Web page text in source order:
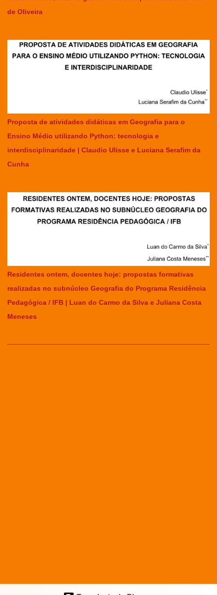
de Oliveira
Proposta de atividades didáticas em Geografia para o
Ensino Médio utilizando Python: tecnologia e
interdisciplinaridade | Claudio Ulisse e Luciana Serafim da
Cunha
Residentes ontem, docentes hoje: propostas formativas
realizadas no subnúcleo Geografia do Programa Residência
Pedagógica / IFB | Luan do Carmo da Silva e Juliana Costa
Meneses